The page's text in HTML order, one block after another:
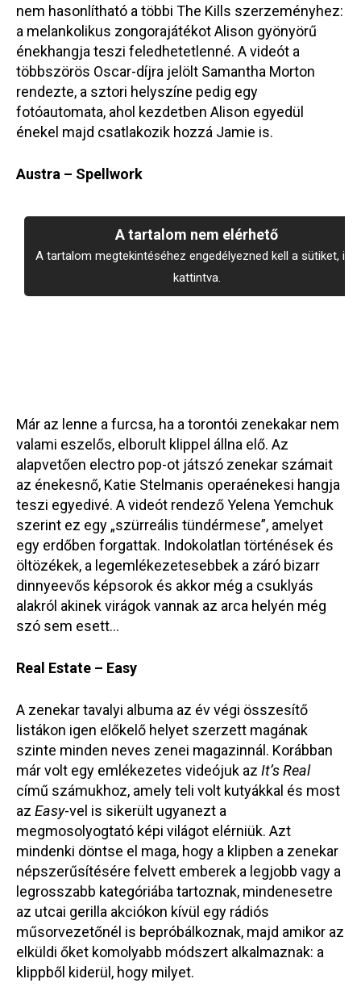
nem hasonlítható a többi The Kills szerzeményhez:
a melankolikus zongorajátékot Alison gyönyörű
énekhangja teszi feledhetetlenné. A videót a
többszörös Oscar-díjra jelölt Samantha Morton
rendezte, a sztori helyszíne pedig egy
fotóautomata, ahol kezdetben Alison egyedül
énekel majd csatlakozik hozzá Jamie is.
Austra – Spellwork
A tartalom nem elérhető
A tartalom megtekintéséhez engedélyezned kell a sütiket, ide
kattintva.
Már az lenne a furcsa, ha a torontói zenekakar nem
valami eszelős, elborult klippel állna elő. Az
alapvetően electro pop-ot játszó zenekar számait
az énekesnő, Katie Stelmanis operaénekesi hangja
teszi egyedivé. A videót rendező Yelena Yemchuk
szerint ez egy „szürreális tündérmese”, amelyet
egy erdőben forgattak. Indokolatlan történések és
öltözékek, a legemlékezetesebbek a záró bizarr
dinnyeevős képsorok és akkor még a csuklyás
alakról akinek virágok vannak az arca helyén még
szó sem esett…
Real Estate – Easy
A zenekar tavalyi albuma az év végi összesítő
listákon igen előkelő helyet szerzett magának
szinte minden neves zenei magazinnál. Korábban
már volt egy emlékezetes videójuk az It’s Real
című számukhoz, amely teli volt kutyákkal és most
az Easy-vel is sikerült ugyanezt a
megmosolyogtató képi világot elérniük. Azt
mindenki döntse el maga, hogy a klipben a zenekar
népszerűsítésére felvett emberek a legjobb vagy a
legrosszabb kategóriába tartoznak, mindenesetre
az utcai gerilla akciókon kívül egy rádiós
műsorvezetőnél is bepróbálkoznak, majd amikor az
elküldi őket komolyabb módszert alkalmaznak: a
klippből kiderül, hogy milyet.